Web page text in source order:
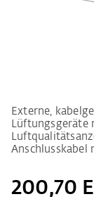
Externe,
Lüftungsgeräte
Anschlusskabel
200,70